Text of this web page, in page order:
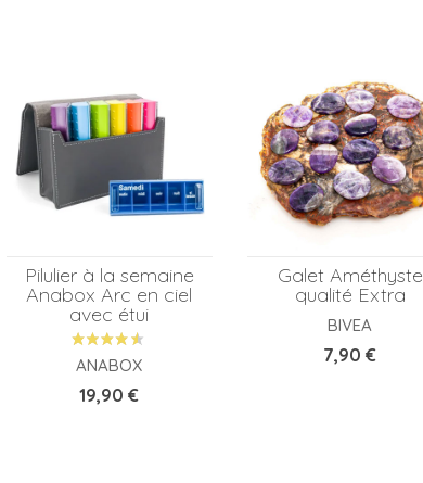
Pilulier à la semaine
Anabox Arc en ciel
avec étui
ANABOX
Prix
19,90 €
Galet Améthyste
qualité Extra
BIVEA
Prix
7,90 €